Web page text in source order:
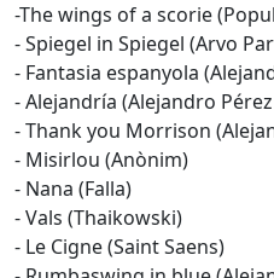
-The wings of a scorie
- Spiegel in Spiegel (Arvo
- Fantasia espanyola
- Alejandría (Alejandro
- Thank you Morrison
- Misirlou (Anònim)
- Nana (Falla)
- Vals (Thaikowski)
- Le Cigne (Saint Saens)